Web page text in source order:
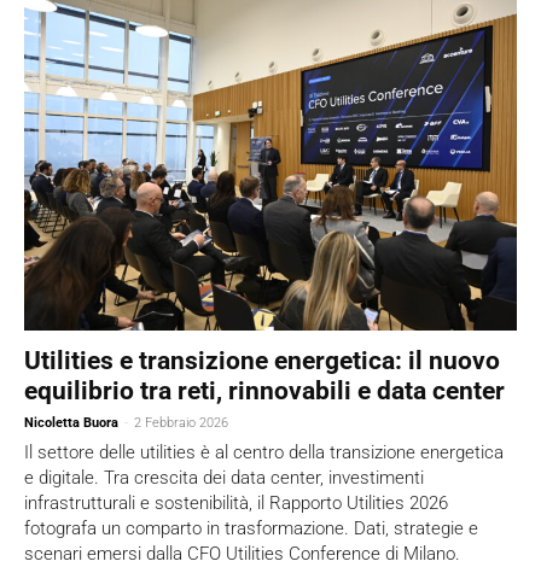
Utilities e transizione energetica: il nuovo
equilibrio tra reti, rinnovabili e data center
Nicoletta Buora - 2 Febbraio 2026
Il settore delle utilities è al centro della transizione energetica
e digitale. Tra crescita dei data center, investimenti
infrastrutturali e sostenibilità, il Rapporto Utilities 2026
fotografa un comparto in trasformazione. Dati, strategie e
scenari emersi dalla CFO Utilities Conference di Milano.